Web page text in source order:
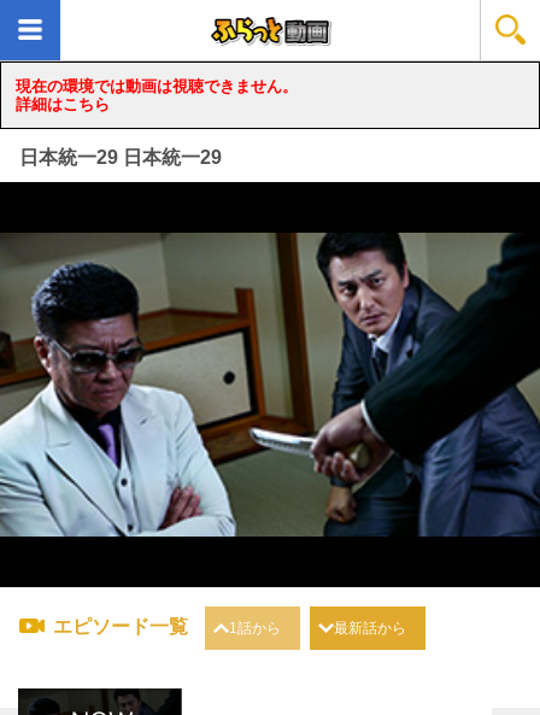
現在の環境では動画は視聴できません。
詳細はこちら
日本統一29 日本統一29
loading...
エピソード一覧 1話から 最新話から